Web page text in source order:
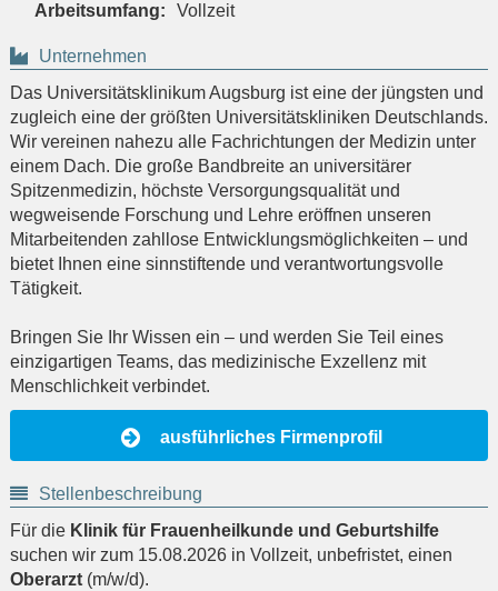
Arbeitsumfang:
Vollzeit
Unternehmen
Das Universitätsklinikum Augsburg ist eine der jüngsten und
zugleich eine der größten Universitätskliniken Deutschlands.
Wir vereinen nahezu alle Fachrichtungen der Medizin unter
einem Dach. Die große Bandbreite an universitärer
Spitzenmedizin, höchste Versorgungsqualität und
wegweisende Forschung und Lehre eröffnen unseren
Mitarbeitenden zahllose Entwicklungsmöglichkeiten – und
bietet Ihnen eine sinnstiftende und verantwortungsvolle
Tätigkeit.
Bringen Sie Ihr Wissen ein – und werden Sie Teil eines
einzigartigen Teams, das medizinische Exzellenz mit
Menschlichkeit verbindet.
ausführliches Firmenprofil
Stellenbeschreibung
Für die Klinik für Frauenheilkunde und Geburtshilfe
suchen wir zum 15.08.2026 in Vollzeit, unbefristet, einen
Oberarzt (m/w/d).